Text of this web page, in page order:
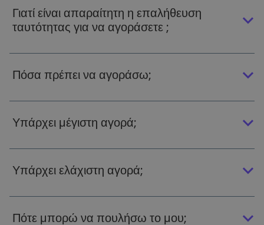
Γιατί είναι απαραίτητη η επαλήθευση
ταυτότητας για να αγοράσετε ;
Πόσα πρέπει να αγοράσω;
Υπάρχει μέγιστη αγορά;
Υπάρχει ελάχιστη αγορά;
Πότε μπορώ να πουλήσω το μου;